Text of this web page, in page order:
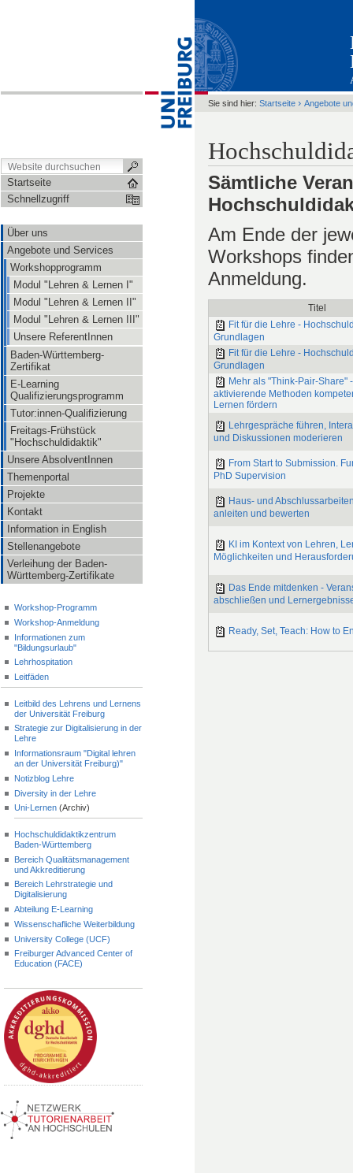
Startseite
Schnellzugriff
Über uns
Angebote und Services
Workshopprogramm
Modul "Lehren & Lernen I"
Modul "Lehren & Lernen II"
Modul "Lehren & Lernen III"
Unsere ReferentInnen
Baden-Württemberg-
Zertifikat
E-Learning
Qualifizierungsprogramm
Tutor:innen-Qualifizierung
Freitags-Frühstück
"Hochschuldidaktik"
Unsere AbsolventInnen
Themenportal
Projekte
Kontakt
Information in English
Stellenangebote
Verleihung der Baden-
Württemberg-Zertifikate
Workshop-Programm
Workshop-Anmeldung
Informationen zum
"Bildungsurlaub"
Lehrhospitation
Leitfäden
Leitbild des Lehrens und Lernens
der Universität Freiburg
Strategie zur Digitalisierung in der
Lehre
Informationsraum "Digital lehren
an der Universität Freiburg)"
Notizblog Lehre
Diversity in der Lehre
Uni-Lernen(Archiv)
Hochschuldidaktikzentrum
Baden-Württemberg
Bereich Qualitätsmanagement
und Akkreditierung
Bereich Lehrstrategie und
Digitalisierung
Abteilung E-Learning
Wissenschafliche Weiterbildung
University College (UCF)
Freiburger Advanced Center of
Education (FACE)
Sie sind hier: Startseite › Angebote
Sämtliche
Am Ende der
Workshops
Anmeldung.
Titel
Fit für die Lehre -
Grundlagen
Fit für die Lehre -
Grundlagen
Mehr als "Think-Pair-Share"
aktivierende Methoden
Lernen fördern
Lehrgespräche führen,
und Diskussionen moderieren
From Start to Submission.
PhD Supervision
Haus- und
anleiten und bewerten
KI im Kontext von Lehren,
Möglichkeiten und
Das Ende mitdenken -
abschließen und
Ready, Set, Teach: How to